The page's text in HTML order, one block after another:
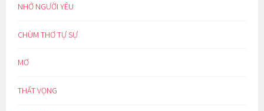
NHỚ NGƯỜI YÊU
CHÙM THƠ TỰ SỰ
MƠ
THẤT VỌNG